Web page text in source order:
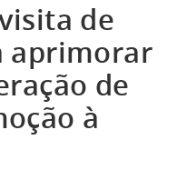
de
aprimorar
de
à